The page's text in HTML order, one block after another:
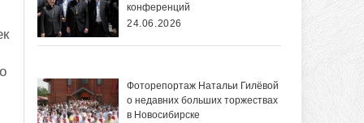
конференций
24.06.2026
Фоторепортаж Натальи Гилёвой
о недавних больших торжествах
в Новосибирске